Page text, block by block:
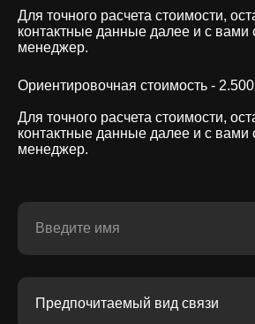
Для точного расчета стоимости,
контактные данные далее и с вами
менеджер.
Ориентировочная стоимость -
Для точного расчета стоимости,
контактные данные далее и с вами
менеджер.